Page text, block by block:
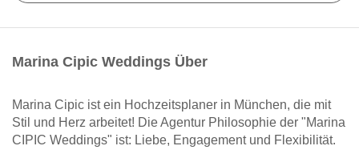
Marina Cipic Weddings Über
Marina Cipic ist ein Hochzeitsplaner in München, die mit
Stil und Herz arbeitet! Die Agentur Philosophie der "Marina
CIPIC Weddings" ist: Liebe, Engagement und Flexibilität.